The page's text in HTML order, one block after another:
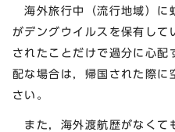
海外旅行中（流行地域）に
がデングウイルスを保有して
されたことだけで過分に心配
配な場合は，帰国された際に
さい。
また，海外渡航歴がなくて